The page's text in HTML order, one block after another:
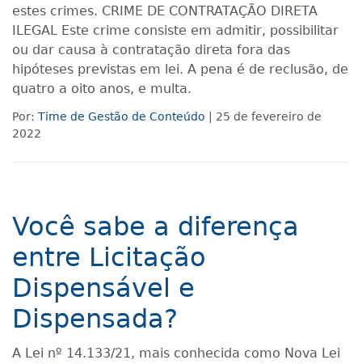
estes crimes. CRIME DE CONTRATAÇÃO DIRETA
ILEGAL Este crime consiste em admitir, possibilitar
ou dar causa à contratação direta fora das
hipóteses previstas em lei. A pena é de reclusão, de
quatro a oito anos, e multa.
Por: Time de Gestão de Conteúdo | 25 de fevereiro de
2022
Você sabe a diferença
entre Licitação
Dispensável e
Dispensada?
A Lei nº 14.133/21, mais conhecida como Nova Lei